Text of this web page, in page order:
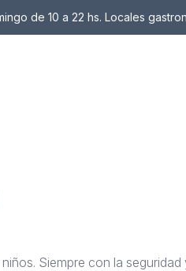
de 10 a 22 hs. Locales
Siempre con la seguridad